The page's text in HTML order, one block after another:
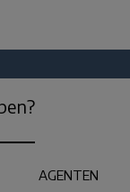
AGENTEN